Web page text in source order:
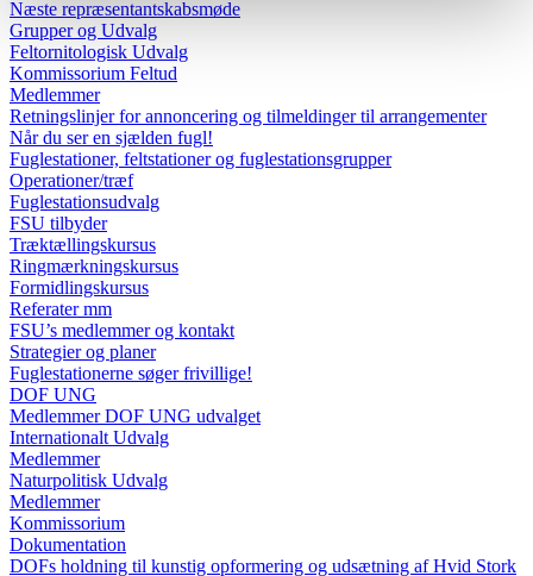
Næste repræsentantskabsmøde
Grupper og Udvalg
Feltornitologisk Udvalg
Kommissorium Feltud
Medlemmer
Retningslinjer for annoncering og tilmeldinger til arrangementer
Når du ser en sjælden fugl!
Fuglestationer, feltstationer og fuglestationsgrupper
Operationer/træf
Fuglestationsudvalg
FSU tilbyder
Træktællingskursus
Ringmærkningskursus
Formidlingskursus
Referater mm
FSU’s medlemmer og kontakt
Strategier og planer
Fuglestationerne søger frivillige!
DOF UNG
Medlemmer DOF UNG udvalget
Internationalt Udvalg
Medlemmer
Naturpolitisk Udvalg
Medlemmer
Kommissorium
Dokumentation
DOFs holdning til kunstig opformering og udsætning af Hvid Stork